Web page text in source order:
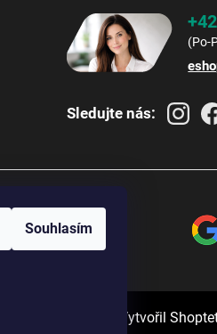
Souhlasím
Sledujte nás:
Vytvořil